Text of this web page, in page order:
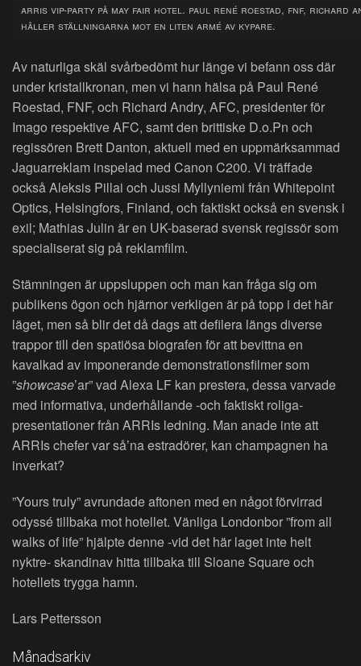
arris vip-party på may fair hotel. paul rené roestad, fnf, richard
håller ställningarna mot en liten armé av kypare.
Av naturliga skäl svårbedömt hur länge vi befann oss där
under kristallkronan, men vi hann hälsa på Paul René
Roestad, FNF, och Richard Andry, AFC, presidenter för
Imago respektive AFC, samt den brittiske D.o.Pn och
regissören Brett Danton, aktuell med en uppmärksammad
Jaguarreklam inspelad med Canon C200. Vi träffade
också Aleksis Pillai och Jussi Myllyniemi från Whitepoint
Optics, Helsingfors, Finland, och faktiskt också en svensk i
exil; Mathias Julin är en UK-baserad svensk regissör som
specialiserat sig på reklamfilm.
Stämningen är uppsluppen och man kan fråga sig om
publikens ögon och hjärnor verkligen är på topp i det här
läget, men så blir det då dags att defilera längs diverse
trappor till den spatiösa biografen för att bevittna en
kavalkad av imponerande demonstrationsfilmer som
”showcase’ar” vad Alexa LF kan prestera, dessa varvade
med informativa, underhållande -och faktiskt roliga-
presentationer från ARRIs ledning. Man anade inte att
ARRIs chefer var så’na estradörer, kan champagnen ha
inverkat?
”Yours truly” avrundade aftonen med en något förvirrad
odyssé tillbaka mot hotellet. Vänliga Londonbor ”from all
walks of life” hjälpte denne -vid det här laget inte helt
nyktre- skandinav hitta tillbaka till Sloane Square och
hotellets trygga hamn.
Lars Pettersson
Månadsarkiv